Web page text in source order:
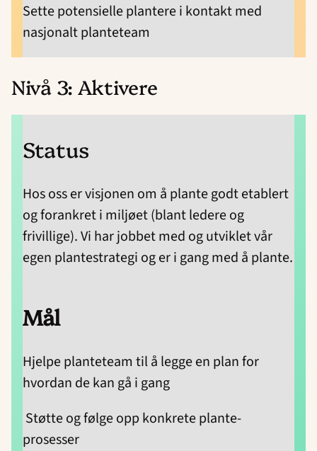
Sette potensielle plantere i kontakt med
nasjonalt planteteam
Nivå 3: Aktivere
Status
Hos oss er visjonen om å plante godt etablert
og forankret i miljøet (blant ledere og
frivillige). Vi har jobbet med og utviklet vår
egen plantestrategi og er i gang med å plante.
Mål
Hjelpe planteteam til å legge en plan for
hvordan de kan gå i gang
Støtte og følge opp konkrete plante-
prosesser